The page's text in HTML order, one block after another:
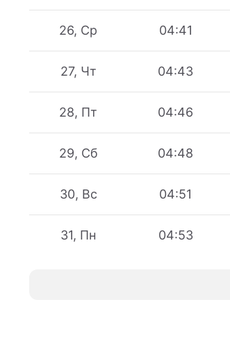
26, Ср 04:41
27, Чт 04:43
28, Пт 04:46
29, Сб 04:48
30, Вс 04:51
31, Пн 04:53